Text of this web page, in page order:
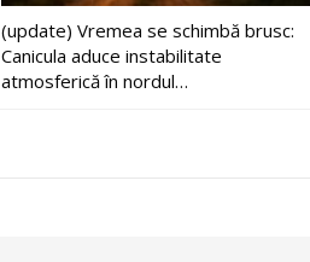
(update) Vremea se schimbă brusc:
Canicula aduce instabilitate
atmosferică în nordul…